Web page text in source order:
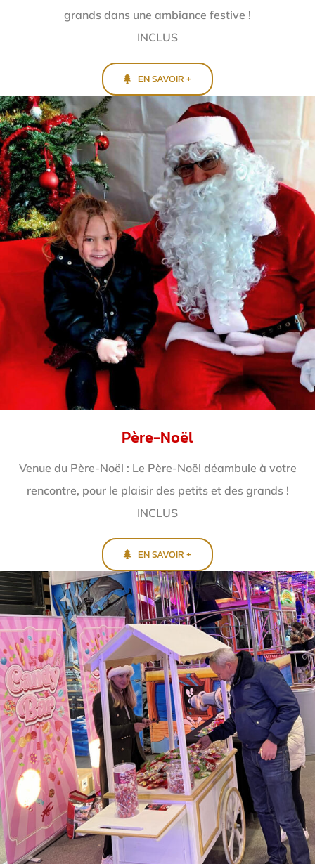
grands dans une ambiance festive !
INCLUS
EN SAVOIR +
Père-Noël
Venue du Père-Noël : Le Père-Noël déambule à votre
rencontre, pour le plaisir des petits et des grands !
INCLUS
EN SAVOIR +